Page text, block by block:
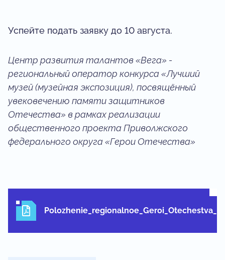
Успейте подать заявку до 10 августа.
Центр развития талантов «Вега» -
региональный оператор конкурса «Лучший
музей (музейная экспозиция), посвящённый
увековечению памяти защитников
Отечества» в рамках реализации
общественного проекта Приволжского
федерального округа «Герои Отечества»